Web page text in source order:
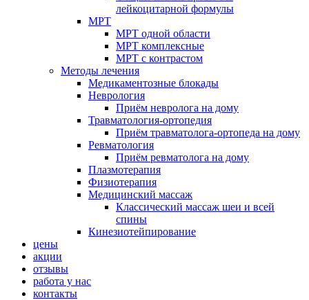
лейкоцитарной формулы
МРТ
МРТ одной области
МРТ комплексные
МРТ с контрастом
Методы лечения
Медикаментозные блокады
Неврология
Приём невролога на дому
Травматология-ортопедия
Приём травматолога-ортопеда на дому
Ревматология
Приём ревматолога на дому
Плазмотерапия
Физиотерапия
Медицинский массаж
Классический массаж шеи и всей
спины
Кинезиотейпирование
цены
акции
отзывы
работа у нас
контакты